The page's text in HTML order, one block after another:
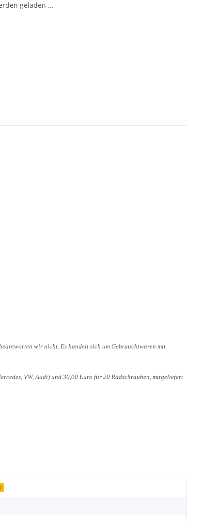
geladen ...
wir nicht. Es handelt sich um Gebrauchtwaren mit
VW, Audi) und 30,00 Euro für 20 Radschrauben, mitgeliefert